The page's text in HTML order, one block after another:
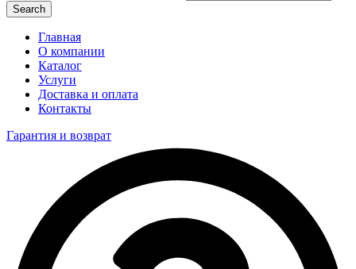
Search
Главная
О компании
Каталог
Услуги
Доставка и оплата
Контакты
Гарантия и возврат